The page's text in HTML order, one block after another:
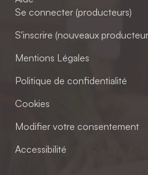
Se connecter (producteurs)
S'inscrire (nouveaux
Mentions Légales
Politique de confidentialité
Cookies
Modifier votre consentement
Accessibilité